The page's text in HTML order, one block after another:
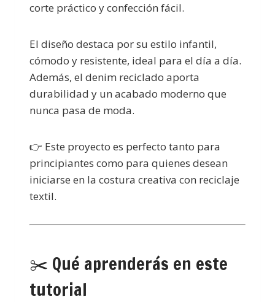
corte práctico y confección fácil.
El diseño destaca por su estilo infantil,
cómodo y resistente, ideal para el día a día.
Además, el denim reciclado aporta
durabilidad y un acabado moderno que
nunca pasa de moda.
👉 Este proyecto es perfecto tanto para
principiantes como para quienes desean
iniciarse en la costura creativa con reciclaje
textil.
✂️ Qué aprenderás en este
tutorial